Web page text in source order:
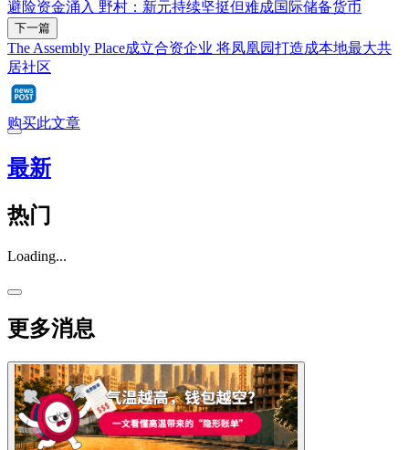
避险资金涌入 野村：新元持续坚挺但难成国际储备货币
下一篇
The Assembly Place成立合资企业 将凤凰园打造成本地最大共
居社区
购买此文章
最新
热门
Loading...
更多消息